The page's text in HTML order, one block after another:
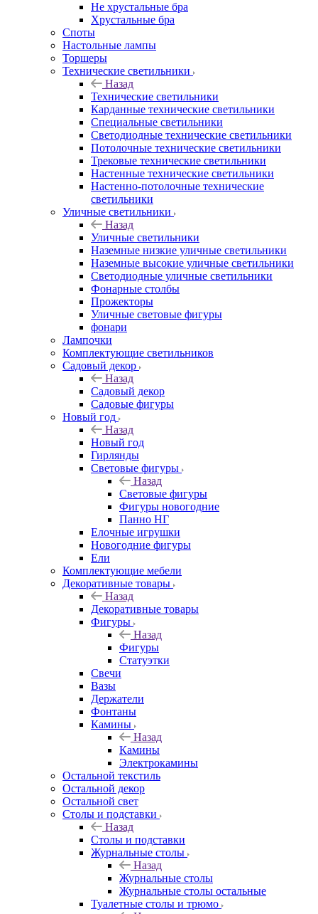
Не хрустальные бра
Хрустальные бра
Споты
Настольные лампы
Торшеры
Технические светильники
Назад
Технические светильники
Карданные технические светильники
Специальные светильники
Светодиодные технические светильники
Потолочные технические светильники
Трековые технические светильники
Настенные технические светильники
Настенно-потолочные технические
светильники
Уличные светильники
Назад
Уличные светильники
Наземные низкие уличные светильники
Наземные высокие уличные светильники
Светодиодные уличные светильники
Фонарные столбы
Прожекторы
Уличные световые фигуры
фонари
Лампочки
Комплектующие светильников
Садовый декор
Назад
Садовый декор
Садовые фигуры
Новый год
Назад
Новый год
Гирлянды
Световые фигуры
Назад
Световые фигуры
Фигуры новогодние
Панно НГ
Елочные игрушки
Новогодние фигуры
Ели
Комплектующие мебели
Декоративные товары
Назад
Декоративные товары
Фигуры
Назад
Фигуры
Статуэтки
Свечи
Вазы
Держатели
Фонтаны
Камины
Назад
Камины
Электрокамины
Остальной текстиль
Остальной декор
Остальной свет
Столы и подставки
Назад
Столы и подставки
Журнальные столы
Назад
Журнальные столы
Журнальные столы остальные
Туалетные столы и трюмо